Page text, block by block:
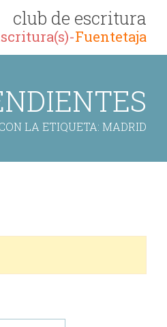
club de escritura
Fuentetaja
LA ETIQUETA: MADRID